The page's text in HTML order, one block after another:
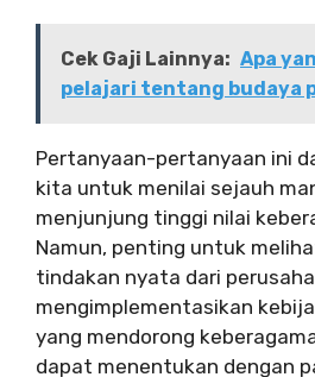
Cek Gaji Lainnya: Apa
pelajari tentang budaya
Pertanyaan-pertanyaan ini
kita untuk menilai sejauh
menjunjung tinggi nilai
Namun, penting untuk
tindakan nyata dari
mengimplementasikan
yang mendorong
dapat menentukan dengan